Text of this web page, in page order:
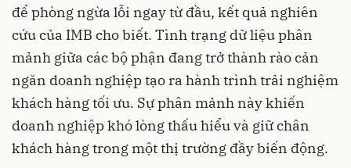
để phòng ngừa lỗi ngay từ đầu, kết quả nghiên
cứu của IMB cho biết. Tình trạng dữ liệu phân
mảnh giữa các bộ phận đang trở thành rào cản
ngăn doanh nghiệp tạo ra hành trình trải nghiệm
khách hàng tối ưu. Sự phân mảnh này khiến
doanh nghiệp khó lòng thấu hiểu và giữ chân
khách hàng trong một thị trường đầy biến động.